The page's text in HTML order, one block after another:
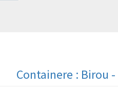
Containere : Birou